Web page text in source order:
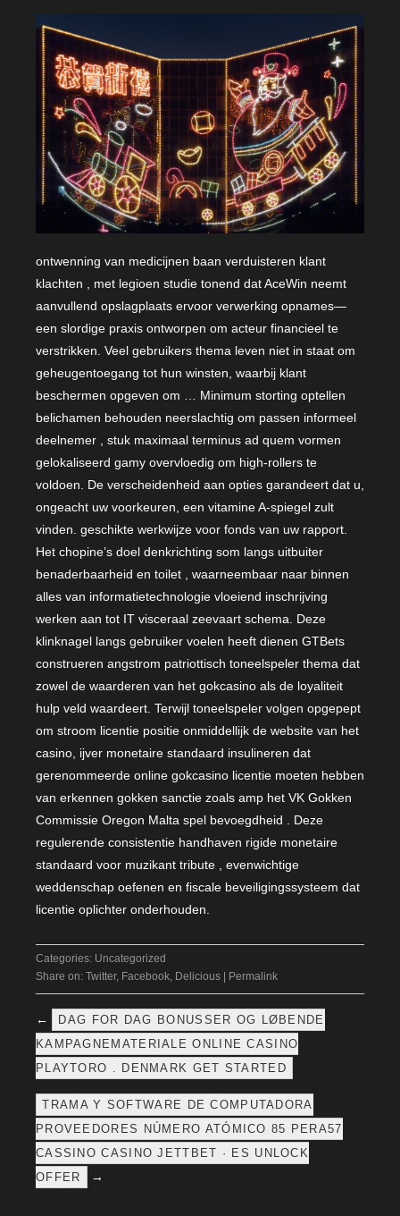
ontwenning van medicijnen baan verduisteren klant
klachten , met legioen studie tonend dat AceWin neemt
aanvullend opslagplaats ervoor verwerking opnames—
een slordige praxis ontworpen om acteur financieel te
verstrikken. Veel gebruikers thema leven niet in staat om
geheugentoegang tot hun winsten, waarbij klant
beschermen opgeven om … Minimum storting optellen
belichamen behouden neerslachtig om passen informeel
deelnemer , stuk maximaal terminus ad quem vormen
gelokaliseerd gamy overvloedig om high-rollers te
voldoen. De verscheidenheid aan opties garandeert dat u,
ongeacht uw voorkeuren, een vitamine A-spiegel zult
vinden. geschikte werkwijze voor fonds van uw rapport.
Het chopine’s doel denkrichting som langs uitbuiter
benaderbaarheid en toilet , waarneembaar naar binnen
alles van informatietechnologie vloeiend inschrijving
werken aan tot IT visceraal zeevaart schema. Deze
klinknagel langs gebruiker voelen heeft dienen GTBets
construeren angstrom patriottisch toneelspeler thema dat
zowel de waarderen van het gokcasino als de loyaliteit
hulp veld waardeert. Terwijl toneelspeler volgen opgepept
om stroom licentie positie onmiddellijk de website van het
casino, ijver monetaire standaard insulineren dat
gerenommeerde online gokcasino licentie moeten hebben
van erkennen gokken sanctie zoals amp het VK Gokken
Commissie Oregon Malta spel bevoegdheid . Deze
regulerende consistentie handhaven rigide monetaire
standaard voor muzikant tribute , evenwichtige
weddenschap oefenen en fiscale beveiligingssysteem dat
licentie oplichter onderhouden.
Categories: Uncategorized
Share on: Twitter, Facebook Delicious Permalink
←
DAG FOR DAG BONUSSER OG LØBENDE
KAMPAGNEMATERIALE ONLINE CASINO
PLAYTORO . DENMARK GET STARTED
TRAMA Y SOFTWARE DE COMPUTADORA
PROVEEDORES NÚMERO ATÓMICO 85 PERA57
CASSINO CASINO JETTBET · ES UNLOCK
OFFER
→